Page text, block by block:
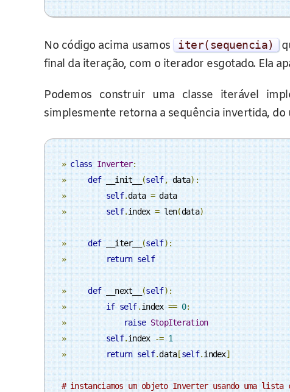
No código acima usamos iter(sequencia)
final da iteração, com o iterador esgotado. Ela
Podemos construir uma classe iterável
simplesmente retorna a sequência invertida,
» class Inverter:
»
def __init__(self, data):
»
self.data =
data
»
self.index = len(data)
» def __iter__(self):
»
return self
» def __next__(self):
»
if self.index == 0:
»
raise StopIteration
»
self.index -= 1
»
return self.data[self.index]
# instanciamos um objeto Inverter usando uma lista